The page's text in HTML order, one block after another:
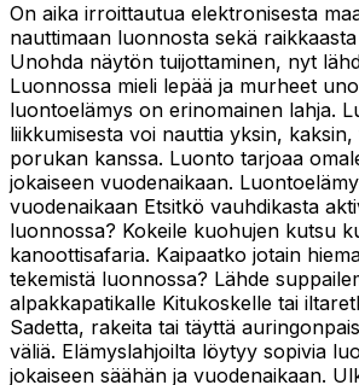
On aika irroittautua elektronisesta
nauttimaan luonnosta sekä
Unohda näytön tuijottaminen, nyt
Luonnossa mieli lepää ja murheet
luontoelämys on erinomainen lahja.
liikkumisesta voi nauttia yksin, kaksin,
porukan kanssa. Luonto tarjoaa
jokaiseen vuodenaikaan.
vuodenaikaan Etsitkö vauhdikasta
luonnossa? Kokeile kuohujen kutsu
kanoottisafaria. Kaipaatko jotain
tekemistä luonnossa? Lähde
alpakkapatikalle Kitukoskelle tai
Sadetta, rakeita tai täyttä
väliä. Elämyslahjoilta löytyy sopivia
jokaiseen säähän ja vuodenaikaan.